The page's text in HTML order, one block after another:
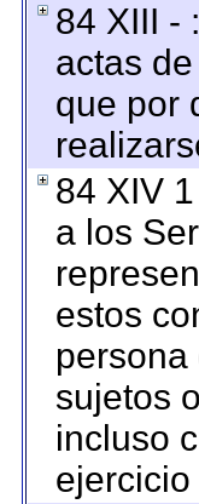
84 XIII -
actas
que por
84 XIV
a los
estos
sujetos
incluso